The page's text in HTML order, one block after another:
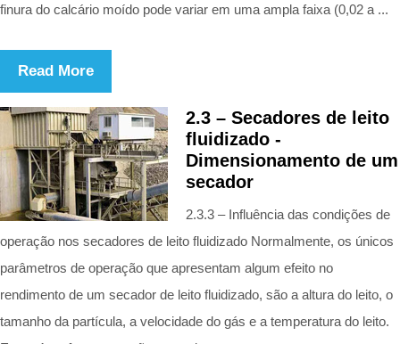
finura do calcário moído pode variar em uma ampla faixa (0,02 a ...
Read More
2.3 – Secadores de leito
fluidizado -
Dimensionamento de um
secador
2.3.3 – Influência das condições de
operação nos secadores de leito fluidizado Normalmente, os únicos
parâmetros de operação que apresentam algum efeito no
rendimento de um secador de leito fluidizado, são a altura do leito, o
tamanho da partícula, a velocidade do gás e a temperatura do leito.